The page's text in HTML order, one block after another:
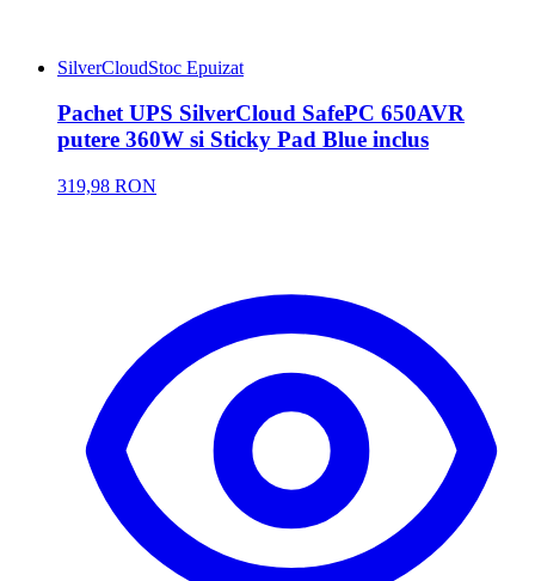
SilverCloudStoc Epuizat
Pachet UPS SilverCloud SafePC 650AVR
putere 360W si Sticky Pad Blue inclus
319,98 RON